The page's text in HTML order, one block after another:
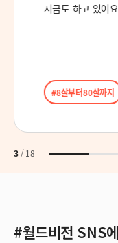
#3살아들 #새로
4/18
#월드비전 SNS